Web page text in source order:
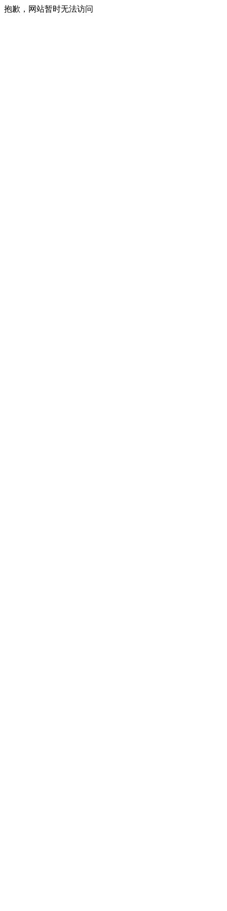
抱歉，网站暂时无法访问